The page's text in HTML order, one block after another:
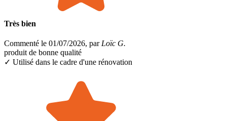
Très bien
Commenté le 01/07/2026, par Loïc G.
produit de bonne qualité
✓ Utilisé dans le cadre d'une rénovation